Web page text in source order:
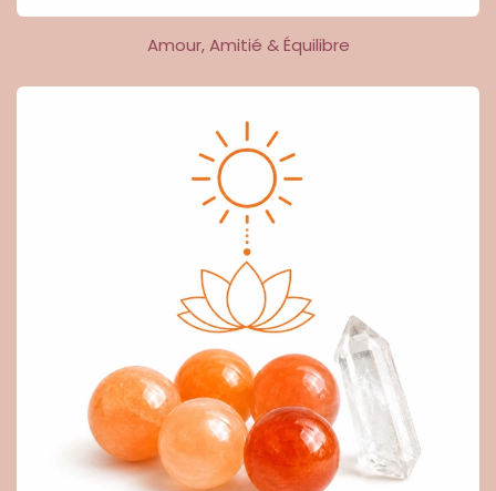
Amour, Amitié & Équilibre